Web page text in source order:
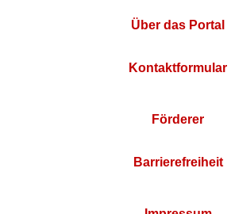
Über das Portal
Kontaktformular
Förderer
Barrierefreiheit